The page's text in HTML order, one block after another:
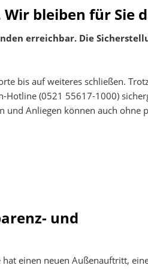
bleiben für Sie
erreichbar. Die
bis auf weiteres schließen.
Hotline (0521 55617-1000)
und Anliegen können auch ohne
und
einen neuen Außenauftritt,